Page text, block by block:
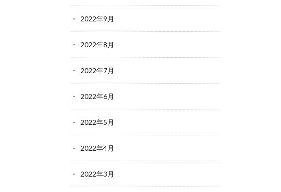
2022年9月
2022年8月
2022年7月
2022年6月
2022年5月
2022年4月
2022年3月